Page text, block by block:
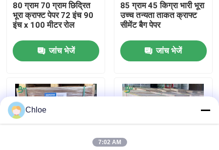
फैक्टरी यात्रा
गुणवत्ता नियंत्रण
हमसे संपर्क करें
समाचार
80 ग्राम 70 ग्राम छिद्रित
भूरा क्राफ्ट पेपर 72 इंच 90
इंच x 100 मीटर रोल
जांच भेजें
85 ग्राम 45 किग्रा भारी भूरा
उच्च तन्यता ताकत क्राफ्ट
सीमेंट बैग पेपर
जांच भेजें
Chloe
7:02 AM